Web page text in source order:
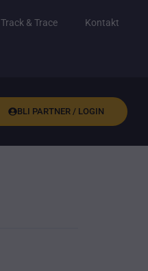
Track & Trace Kontakt
BLI PARTNER / LOGIN